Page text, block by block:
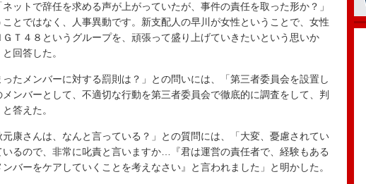
ットで辞任を求める声が上がっていたが、事件の責任を取った形か？」
とではなく、人事異動です。新支配人の早川が女性ということで、女性
Ｔ４８というグループを、頑張って盛り上げていきたいという思いか
回答した。
たメンバーに対する罰則は？」との問いには、「第三者委員会を設置し
ンバーとして、不適切な行動を第三者委員会で徹底的に調査をして、判
答えた。
康さんは、なんと言っている？」との質問には、「大変、憂慮されてい
いるので、非常に叱責と言いますか…『君は運営の責任者で、経験もある
バーをケアしていくことを考えなさい』と言われました」と明かした。